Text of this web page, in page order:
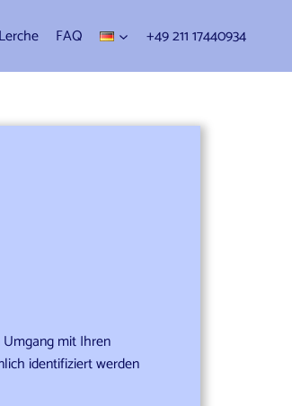
FAQ +49 211 17440934
mit Ihren
identifiziert werden